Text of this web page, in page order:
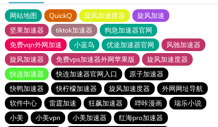
网站地图 QuickQ 旋风加速度器
旋风加速
坚果加速器
tiktok加速器
狗急加速器官网
免费vqn外网加速
小蓝鸟 优途加速器官网
风驰加速器
旋风加速器
免费vps加速器外网苹果版
旋风加速度器
快连加速器
快连加速器官网入口
原子加速器
快鸭加速器
快柠檬加速器 旋风加速度器
外网网址导航
软件中心
雷霆加速 狂飙加速器 哔咔漫画
瑞乐小说
小美
小美vpn 小美加速器
红海pro加速器